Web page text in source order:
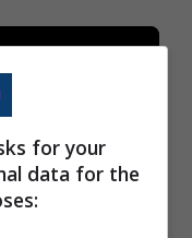
for your
data for the